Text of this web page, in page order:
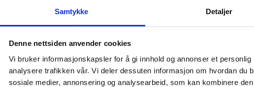
Samtykke Detaljer
Denne nettsiden anvender cookies
Vi bruker informasjonskapsler for å gi innhold og annonser et
analysere trafikken vår. Vi deler dessuten informasjon om hvordan du
sosiale medier, annonsering og analysearbeid, som kan kombinere
Hva kan vi tilby?
•Meget dyktige kolleger og et meget bra
•Muligheter for å være med å utvikle et
•Kontorer i Drammen, Oslo og Trondheim